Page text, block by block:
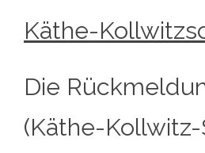
Käthe-
Die
(Käthe-Kollwitz-